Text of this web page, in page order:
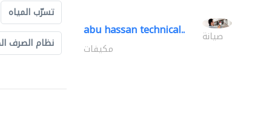
تسرّب المياه
نظام الصرف
abu hassan technical.. صيانة
مكيفات